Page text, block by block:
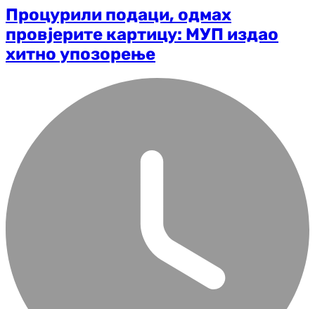
Процурили подаци, одмах
провјерите картицу: МУП издао
хитно упозорење